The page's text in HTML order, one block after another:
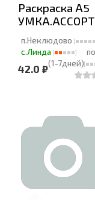
Раскраска А5
п.Неклюдово
с.Линда
(1-7дней)
42.0 ₽